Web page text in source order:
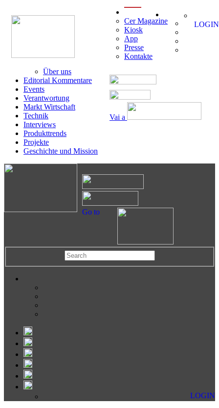
Vai a
Cer Magazine
Kiosk
App
Presse
Kontakte
Über uns
Editorial Kommentare
Events
Verantwortung
Markt Wirtschaft
Technik
Interviews
Produkttrends
Projekte
Geschichte und Mission
LOGIN
Go to
LOGIN